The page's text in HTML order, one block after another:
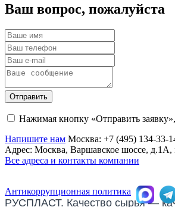
Ваш вопрос, пожалуйста
Отправить
Нажимая кнопку «Отправить
Напишите нам Москва: +7 (495) 134-33-
Адрес: Москва, Варшавское шоссе,
Все адреса и контакты компании
Антикоррупционная политика
РУСПЛАСТ. Качество сырья —